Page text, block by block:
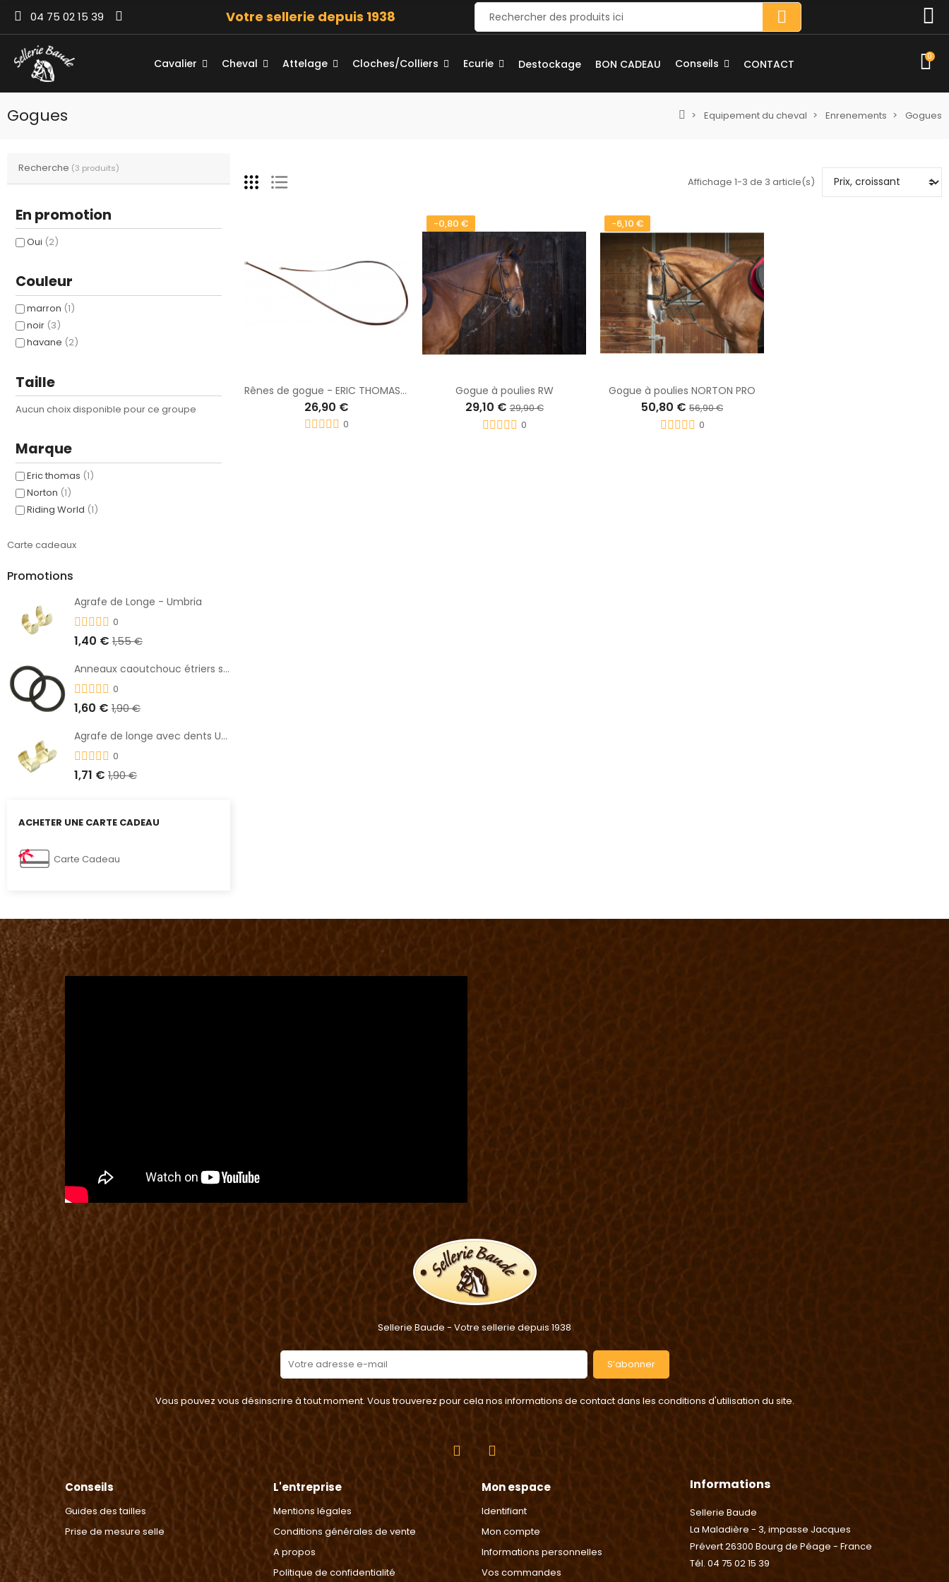
04 75 02 15 39 Votre sellerie depuis 1938
Cavalier Cheval Attelage Cloches/Colliers Ecurie Destockage BON CADEAU Conseils CONTACT
0
Gogues Equipement du cheval Enrenements Gogues
Recherche (3 produits)
En promotion
Oui (2)
Couleur
marron (1)
noir (3)
havane (2)
Taille
Aucun choix disponible pour ce groupe
Marque
Eric thomas (1)
Norton (1)
Riding World (1)
Carte cadeaux
Promotions
Agrafe de Longe - Umbria
0
1,40 € 1,55 €
Anneaux caoutchouc étriers sécurité
0
1,60 € 1,90 €
Agrafe de longe avec dents UMBRIA
0
1,71 € 1,90 €
ACHETER UNE CARTE CADEAU
Carte Cadeau
Affichage 1-3 de 3 article(s)
Rênes de gogue - ERIC THOMAS PRO
26,90 €
0
-0,80 €
Gogue à poulies RW
29,10 €29,90 €
0
-6,10 €
Gogue à poulies NORTON PRO
50,80 € 56,90 €
0
Sellerie Baude - Votre sellerie depuis 1938
S’abonner
Vous pouvez vous désinscrire à tout moment. Vous trouverez pour cela nos informations de contact dans les conditions d'utilisation du site.
Conseils
Guides des tailles
Prise de mesure selle
L'entreprise
Mentions légales
Conditions générales de vente
A propos
Politique de confidentialité
Mon espace
Identifiant
Mon compte
Informations personnelles
Vos commandes
Informations
Sellerie Baude
La Maladière - 3, impasse Jacques
Prévert 26300 Bourg de Péage - France
Tél. 04 75 02 15 39